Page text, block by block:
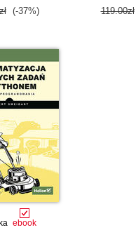
(-37%) 119.00zł
ebook